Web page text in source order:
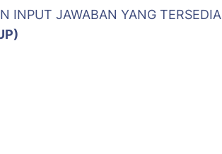
INPUT JAWABAN YANG TERSEDIA